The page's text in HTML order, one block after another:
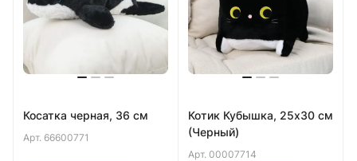
Косатка черная, 36 см
Арт. 66600771
Котик Кубышка, 25х30 см
(Черный)
Арт. 00007714